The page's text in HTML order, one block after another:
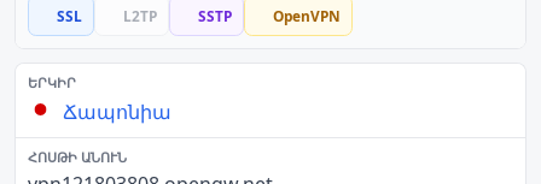
SSL L2TP SSTP OpenVPN
Ճապոնիա